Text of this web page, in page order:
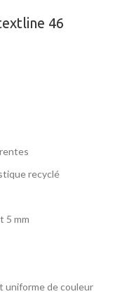
46
recyclé
5 mm
uniforme de couleur